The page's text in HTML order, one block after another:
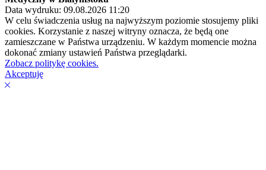
Data wydruku: 09.08.2026 11:20
W celu świadczenia usług na najwyższym poziomie stosujemy pliki
cookies. Korzystanie z naszej witryny oznacza, że będą one
zamieszczane w Państwa urządzeniu. W każdym momencie można
dokonać zmiany ustawień Państwa przeglądarki.
Zobacz politykę cookies.
Akceptuję